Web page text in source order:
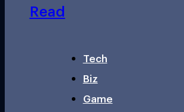
Read
Tech
Biz
Game